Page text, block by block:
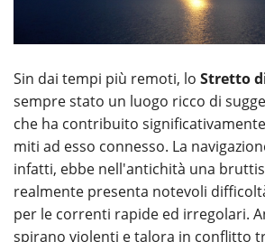
Sin dai tempi più remoti, lo Stretto
sempre stato un luogo ricco di
che ha contribuito
miti ad esso connesso. La
infatti, ebbe nell'antichità una
realmente presenta notevoli
per le correnti rapide ed irregolari.
spirano violenti e talora in conflitto